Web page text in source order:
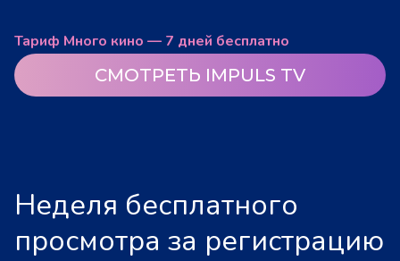
Тариф Много кино — 7 дней бесплатно
СМОТРЕТЬ IMPULS TV
Неделя бесплатного
просмотра за регистрацию